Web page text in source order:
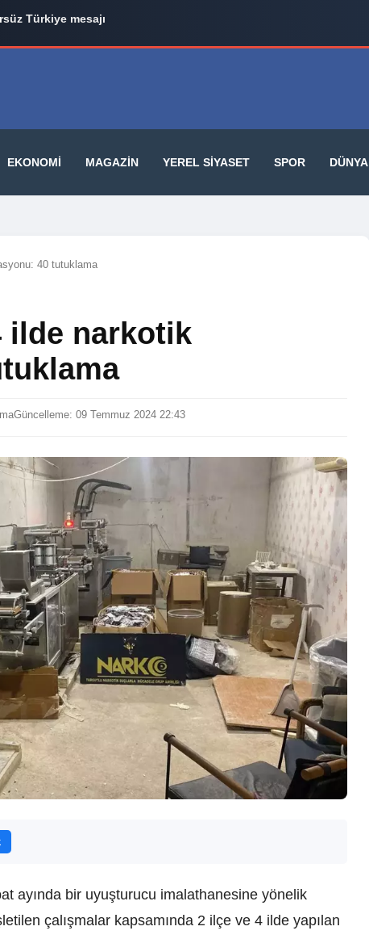
Türkiye mesajı
Tugay 3 Belediye Başkanıyla AK Parti Yolunda
EKONOMI MAGAZIN YEREL SIYASET SPOR DÜNYA
40 tutuklama
ilde narkotik
Güncelleme: 09 Temmuz 2024 22:43
ayında bir uyuşturucu imalathanesine yönelik
çalışmalar kapsamında 2 ilçe ve 4 ilde yapılan